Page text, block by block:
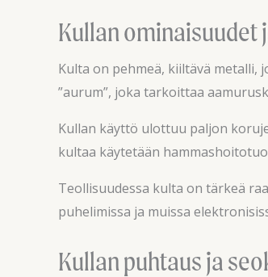
Kullan ominaisuudet
Kulta on pehmeä, kiiltävä metalli,
”aurum”, joka tarkoittaa
Kullan käyttö ulottuu paljon
kultaa käytetään
Teollisuudessa kulta on tärkeä
puhelimissa ja muissa
Kullan puhtaus ja